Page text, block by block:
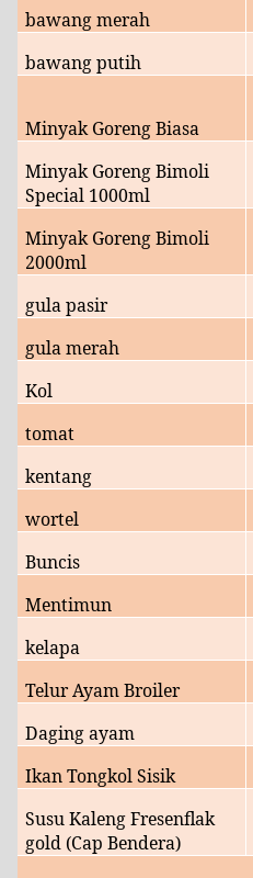
bawang merah
bawang putih
Minyak Goreng Biasa
Minyak Goreng Bimoli
Special 1000ml
Minyak Goreng Bimoli
2000ml
gula pasir
gula merah
Kol
tomat
kentang
wortel
Buncis
Mentimun
kelapa
Telur Ayam Broiler
Daging ayam
Ikan Tongkol Sisik
Susu Kaleng Fresenflak
gold (Cap Bendera)